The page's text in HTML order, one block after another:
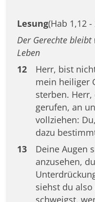
Lesung(Hab 1,12 -
Der Gerechte bleibt
Leben
12
Herr, bist
mein heiliger
sterben.
gerufen, an
vollziehen:
dazu
13
Deine Augen
anzusehen,
siehst du
schweigst,